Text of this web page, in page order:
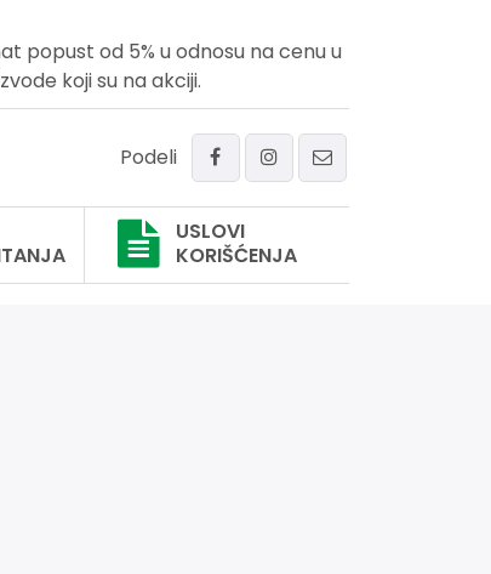
popust od 5% u odnosu na cenu u
koji su na akciji.
Podeli
USLOVI
KORIŠĆENJA